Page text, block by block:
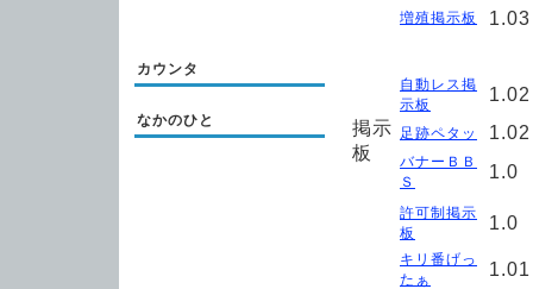
掲示
板
増殖掲示板 1.03
自動レス掲
示板
1.02
足跡ペタッ 1.02
バナーＢＢ
Ｓ
1.0
許可制掲示
板
1.0
キリ番げっ
たぁ
1.01
カウンタ
なかのひと